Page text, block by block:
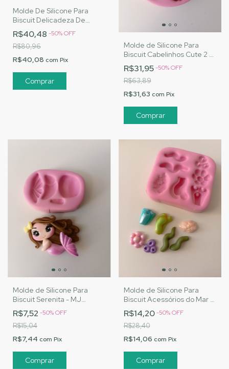
Molde De Silicone Para
Biscuit Delicadeza De
Princesa - MJ Artesanatos
|Cód.3134
R$40,48 -50%OFF
R$80,96
R$40,08 com Pix
Molde de Silicone Para
Biscuit Cabelinhos Cute 2 -
MJ Artesanatos |Cód. 3131
R$31,95-50%OFF
R$63,89
R$31,63 com Pix
Molde de Silicone Para
Biscuit Serenita - MJ
Artesanatos |Cód. 3141
R$7,52 -50%OFF
R$15,04
R$7,44 com Pix
Molde de Silicone Para
Biscuit Acessórios do Mar 4
- MJ Artesanatos |Cód.
3136
R$14,20-50%OFF
R$28,40
R$14,06 com Pix